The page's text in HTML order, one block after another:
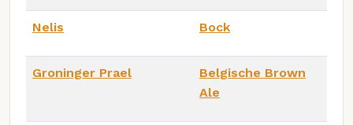
Nelis Bock
Groninger Prael
Belgische Brown
Ale